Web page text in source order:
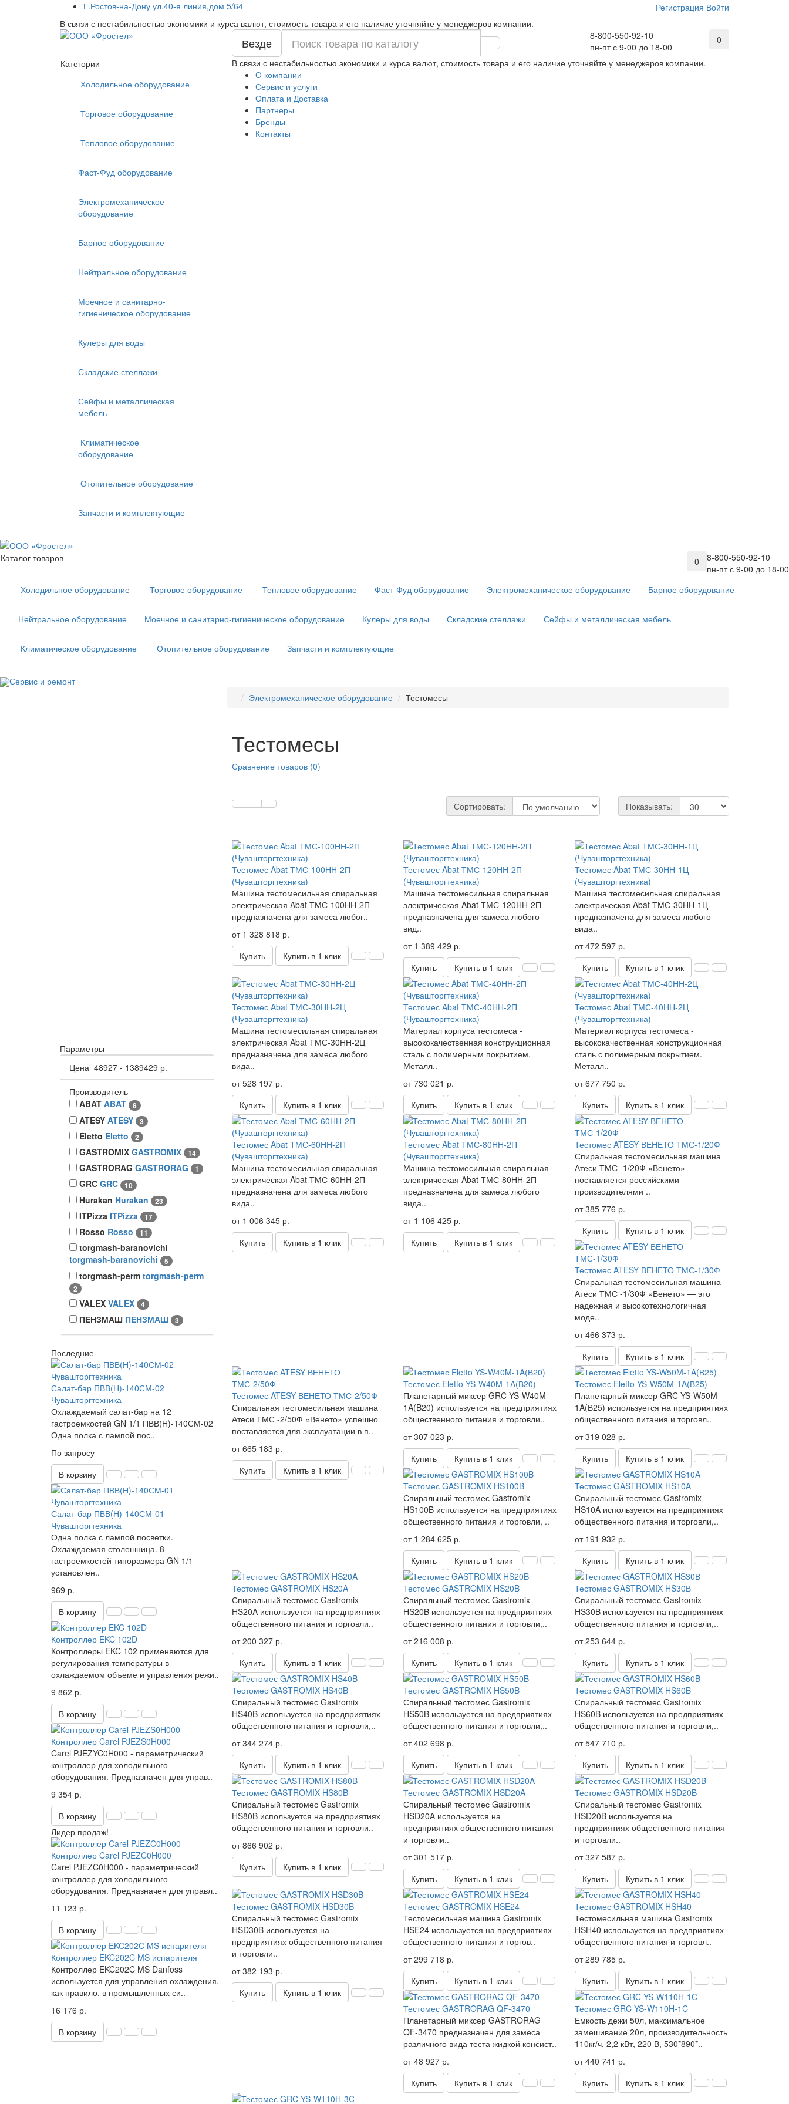
Регистрация Войти
Г.Ростов-на-Дону ул.40-я линия,дом 5/64
В связи с нестабильностью экономики и курса валют, стоимость товара и его наличие уточняйте у менеджеров компании.
8-800-550-92-10
пн-пт с 9-00 до 18-00
0
Везде
В связи с нестабильностью экономики и курса валют, стоимость товара и его наличие уточняйте у менеджеров компании.
О компании
Сервис и услуги
Оплата и Доставка
Партнеры
Бренды
Контакты
Категории
Холодильное оборудование
Торговое оборудование
Тепловое оборудование
Фаст-Фуд оборудование
Электромеханическое
оборудование
Барное оборудование
Нейтральное оборудование
Моечное и санитарно-
гигиеническое оборудование
Кулеры для воды
Складские стеллажи
Сейфы и металлическая
мебель
Климатическое
оборудование
Отопительное оборудование
Запчасти и комплектующие
8-800-550-92-10
пн-пт с 9-00 до 18-00
0
Каталог товаров
Холодильное оборудование Торговое оборудование Тепловое оборудование Фаст-Фуд оборудование Электромеханическое оборудование Барное оборудование
Нейтральное оборудование Моечное и санитарно-гигиеническое оборудование Кулеры для воды Складские стеллажи Сейфы и металлическая мебель
Климатическое оборудование Отопительное оборудование Запчасти и комплектующие
Сервис и ремонт
Электромеханическое оборудование
Тестомесы
Параметры
Цена 48927 - 1389429 р.
Производитель
ABAT ABAT 8
ATESY ATESY 3
Eletto Eletto 2
GASTROMIX GASTROMIX 14
GASTRORAG GASTRORAG 1
GRC GRC 10
Hurakan Hurakan 23
ITPizza ITPizza 17
Rosso Rosso 11
torgmash-baranovichi
torgmash-baranovichi
5
torgmash-perm torgmash-perm
2
VALEX VALEX 4
ПЕНЗМАШ ПЕНЗМАШ 3
Последние
Салат-бар ПВВ(Н)-140СМ-02
Чувашторгтехника
Охлаждаемый салат-бар на 12
гастроемкостей GN 1/1 ПВВ(Н)-140СМ-02
Одна полка с лампой пос..
По запросу
В корзину
Салат-бар ПВВ(Н)-140СМ-01
Чувашторгтехника
Одна полка с лампой посветки.
Охлаждаемая столешница. 8
гастроемкостей типоразмера GN 1/1
установлен..
969 р.
В корзину
Контроллер EKC 102D
Контроллеры EKC 102 применяются для
регулирования температуры в
охлаждаемом объеме и управления режи..
9 862 р.
В корзину
Контроллер Carel PJEZS0H000
Carel PJEZYC0H000 - параметрический
контроллер для холодильного
оборудования. Предназначен для управ..
9 354 р.
В корзину
Лидер продаж!
Контроллер Carel PJEZC0H000
Carel PJEZC0H000 - параметрический
контроллер для холодильного
оборудования. Предназначен для управл..
11 123 р.
В корзину
Контроллер EKC202C MS испарителя
Контроллер EKC202C MS Danfoss
используется для управления охлаждения,
как правило, в промышленных си..
16 176 р.
В корзину
Тестомесы
Сравнение товаров (0)
Сортировать: Показывать:
Тестомес Abat ТМС-100НН-2П
(Чувашторгтехника)
Машина тестомесильная спиральная
электрическая Abat ТМС-100НН-2П
предназначена для замеса любог..
от 1 328 818 р.
Купить
Купить в 1 клик
Тестомес Abat ТМС-120НН-2П
(Чувашторгтехника)
Машина тестомесильная спиральная
электрическая Abat ТМС-120НН-2П
предназначена для замеса любого
вид..
от 1 389 429 р.
Купить
Купить в 1 клик
Тестомес Abat ТМС-30НН-1Ц
(Чувашторгтехника)
Машина тестомесильная спиральная
электрическая Abat ТМС-30НН-1Ц
предназначена для замеса любого
вида..
от 472 597 р.
Купить
Купить в 1 клик
Тестомес Abat ТМС-30НН-2Ц
(Чувашторгтехника)
Машина тестомесильная спиральная
электрическая Abat ТМС-30НН-2Ц
предназначена для замеса любого
вида..
от 528 197 р.
Купить
Купить в 1 клик
Тестомес Abat ТМС-40НН-2П
(Чувашторгтехника)
Материал корпуса тестомеса -
высококачественная конструкционная
сталь с полимерным покрытием.
Металл..
от 730 021 р.
Купить
Купить в 1 клик
Тестомес Abat ТМС-40НН-2Ц
(Чувашторгтехника)
Материал корпуса тестомеса -
высококачественная конструкционная
сталь с полимерным покрытием.
Металл..
от 677 750 р.
Купить
Купить в 1 клик
Тестомес Abat ТМС-60НН-2П
(Чувашторгтехника)
Машина тестомесильная спиральная
электрическая Abat ТМС-60НН-2П
предназначена для замеса любого
вида..
от 1 006 345 р.
Купить
Купить в 1 клик
Тестомес Abat ТМС-80НН-2П
(Чувашторгтехника)
Машина тестомесильная спиральная
электрическая Abat ТМС-80НН-2П
предназначена для замеса любого
вида..
от 1 106 425 р.
Купить
Купить в 1 клик
Тестомес ATESY ВЕНЕТО ТМС-1/20Ф
Спиральная тестомесильная машина
Атеси ТМС -1/20Ф «Венето»
поставляется российскими
производителями ..
от 385 776 р.
Купить
Купить в 1 клик
Тестомес ATESY ВЕНЕТО ТМС-1/30Ф
Спиральная тестомесильная машина
Атеси ТМС -1/30Ф «Венето» — это
надежная и высокотехнологичная
моде..
от 466 373 р.
Купить
Купить в 1 клик
Тестомес ATESY ВЕНЕТО ТМС-2/50Ф
Спиральная тестомесильная машина
Атеси ТМС -2/50Ф «Венето» успешно
поставляется для эксплуатации в п..
от 665 183 р.
Купить
Купить в 1 клик
Тестомес Eletto YS-W40M-1A(В20)
Планетарный миксер GRC YS-W40M-
1A(B20) используется на предприятиях
общественного питания и торговли..
от 307 023 р.
Купить
Купить в 1 клик
Тестомес Eletto YS-W50M-1A(В25)
Планетарный миксер GRC YS-W50M-
1A(В25) используется на предприятиях
общественного питания и торговл..
от 319 028 р.
Купить
Купить в 1 клик
Тестомес GASTROMIX HS100B
Спиральный тестомес Gastromix
HS100B используется на предприятиях
общественного питания и торговли, ..
от 1 284 625 р.
Купить
Купить в 1 клик
Тестомес GASTROMIX HS10A
Спиральный тестомес Gastromix
HS10A используется на предприятиях
общественного питания и торговли,..
от 191 932 р.
Купить
Купить в 1 клик
Тестомес GASTROMIX HS20A
Спиральный тестомес Gastromix
HS20A используется на предприятиях
общественного питания и торговли..
от 200 327 р.
Купить
Купить в 1 клик
Тестомес GASTROMIX HS20B
Спиральный тестомес Gastromix
HS20B используется на предприятиях
общественного питания и торговли,..
от 216 008 р.
Купить
Купить в 1 клик
Тестомес GASTROMIX HS30В
Спиральный тестомес Gastromix
HS30B используется на предприятиях
общественного питания и торговли,..
от 253 644 р.
Купить
Купить в 1 клик
Тестомес GASTROMIX HS40B
Спиральный тестомес Gastromix
HS40B используется на предприятиях
общественного питания и торговли,..
от 344 274 р.
Купить
Купить в 1 клик
Тестомес GASTROMIX HS50B
Спиральный тестомес Gastromix
HS50B используется на предприятиях
общественного питания и торговли,..
от 402 698 р.
Купить
Купить в 1 клик
Тестомес GASTROMIX HS60B
Спиральный тестомес Gastromix
HS60B используется на предприятиях
общественного питания и торговли,..
от 547 710 р.
Купить
Купить в 1 клик
Тестомес GASTROMIX HS80B
Спиральный тестомес Gastromix
HS80B используется на предприятиях
общественного питания и торговли..
от 866 902 р.
Купить
Купить в 1 клик
Тестомес GASTROMIX HSD20A
Спиральный тестомес Gastromix
HSD20A используется на
предприятиях общественного питания
и торговли..
от 301 517 р.
Купить
Купить в 1 клик
Тестомес GASTROMIX HSD20B
Спиральный тестомес Gastromix
HSD20B используется на
предприятиях общественного питания
и торговли..
от 327 587 р.
Купить
Купить в 1 клик
Тестомес GASTROMIX HSD30B
Спиральный тестомес Gastromix
HSD30B используется на
предприятиях общественного питания
и торговли..
от 382 193 р.
Купить
Купить в 1 клик
Тестомес GASTROMIX HSE24
Тестомесильная машина Gastromix
HSE24 используется на предприятиях
общественного питания и торгов..
от 299 718 р.
Купить
Купить в 1 клик
Тестомес GASTROMIX HSH40
Тестомесильная машина Gastromix
HSH40 используется на предприятиях
общественного питания и торговл..
от 289 785 р.
Купить
Купить в 1 клик
Тестомес GASTRORAG QF-3470
Планетарный миксер GASTRORAG
QF-3470 предназначен для замеса
различного вида теста жидкой консист..
от 48 927 р.
Купить
Купить в 1 клик
Тестомес GRC YS-W110H-1C
Емкость дежи 50л, максимальное
замешивание 20л, производительность
110кг/ч, 2,2 кВт, 220 В, 530*890*..
от 440 741 р.
Купить
Купить в 1 клик